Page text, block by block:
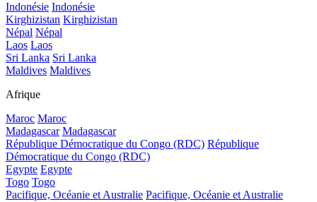
Indonésie Indonésie
Kirghizistan Kirghizistan
Népal Népal
Laos Laos
Sri Lanka Sri Lanka
Maldives Maldives
Afrique
Maroc Maroc
Madagascar Madagascar
République Démocratique du Congo (RDC) République
Démocratique du Congo (RDC)
Egypte Egypte
Togo Togo
Pacifique, Océanie et Australie Pacifique, Océanie et Australie